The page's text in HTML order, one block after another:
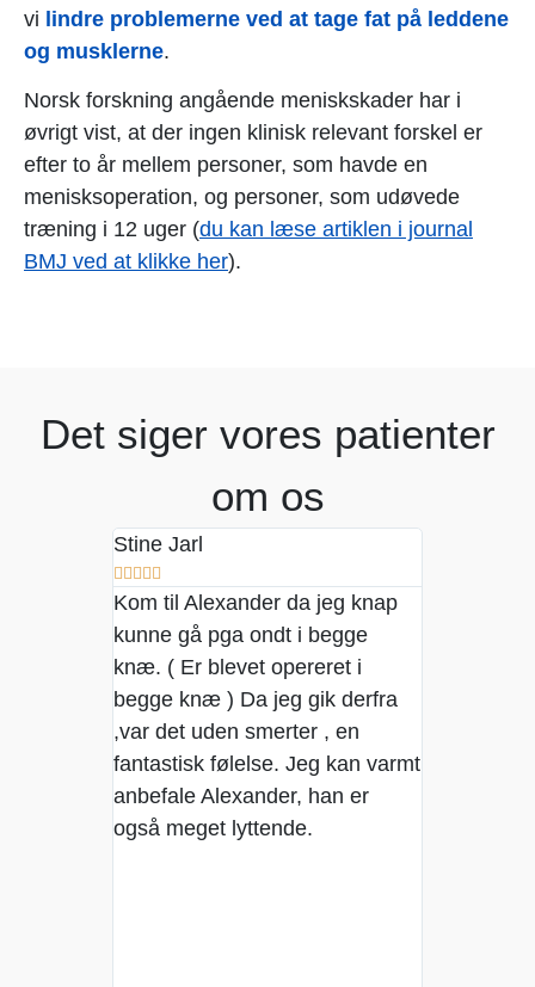
vi lindre problemerne ved at tage fat på leddene
og musklerne.
Norsk forskning angående meniskskader har i
øvrigt vist, at der ingen klinisk relevant forskel er
efter to år mellem personer, som havde en
menisksoperation, og personer, som udøvede
træning i 12 uger (du kan læse artiklen i journal
BMJ ved at klikke her).
Det siger vores patienter
om os
Stine Jarl
    
Kom til Alexander da jeg knap
kunne gå pga ondt i begge
knæ. ( Er blevet opereret i
begge knæ ) Da jeg gik derfra
,var det uden smerter , en
fantastisk følelse. Jeg kan varmt
anbefale Alexander, han er
også meget lyttende.